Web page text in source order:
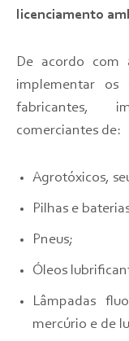
licenciamento
De acordo com
implementar os
fabricantes,
comerciantes de:
Agrotóxicos,
Pilhas e
Pneus;
Óleos
Lâmpadas
mercúrio e de